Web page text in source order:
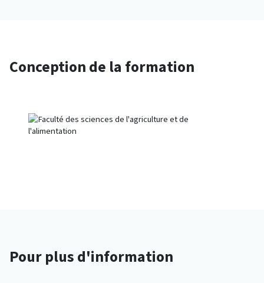
Conception de la formation
Pour plus d'information